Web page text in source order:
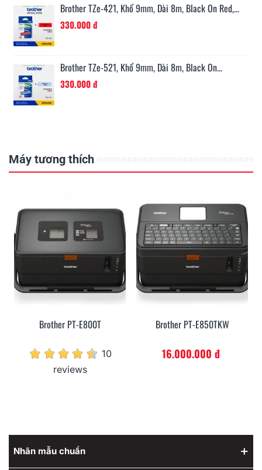
Brother TZe-421, Khổ 9mm, Dài 8m, Black On Red,...
330.000 đ
Brother TZe-521, Khổ 9mm, Dài 8m, Black On...
330.000 đ
Máy tương thích
Brother PT-E800T
10
reviews
Brother PT-E850TKW
16.000.000 đ
Nhãn mẫu chuẩn